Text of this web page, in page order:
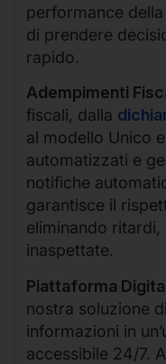
performance
di prendere
rapido.
Adempimenti
fiscali, dalla
al modello Unico
automatizzati e
notifiche
garantisce il
eliminando
inaspettate.
Piattaforma
nostra soluzione
informazioni in
accessibile 24/7.